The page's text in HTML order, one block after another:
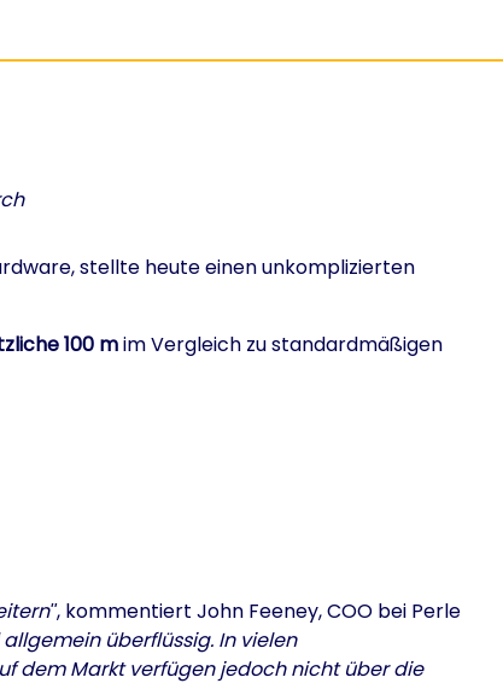
stellte heute einen unkomplizierten
100 mim Vergleich zu standardmäßigen
, kommentiert John Feeney, COO bei Perle
überflüssig. In vielen
dem Markt verfügen jedoch nicht über die